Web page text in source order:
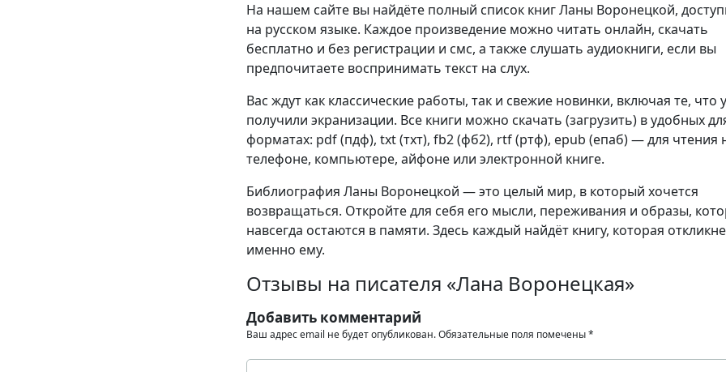
На нашем сайте вы найдёте полный список книг Ланы Воронецкой,
на русском языке. Каждое произведение можно читать онлайн, скачать
бесплатно и без регистрации и смс, а также слушать аудиокниги, если вы
предпочитаете воспринимать текст на слух.
Вас ждут как классические работы, так и свежие новинки, включая те, что
получили экранизации. Все книги можно скачать (загрузить) в удобных
форматах: pdf (пдф), txt (тхт), fb2 (фб2), rtf (ртф), epub (епаб) — для чтения
телефоне, компьютере, айфоне или электронной книге.
Библиография Ланы Воронецкой — это целый мир, в который хочется
возвращаться. Откройте для себя его мысли, переживания и образы,
навсегда остаются в памяти. Здесь каждый найдёт книгу, которая
именно ему.
Отзывы на писателя «Лана Воронецкая»
Добавить комментарий
Ваш адрес email не будет опубликован.Обязательные поля помечены*